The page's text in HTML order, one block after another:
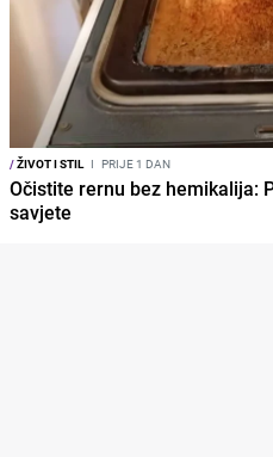
/ŽIVOT I STIL I PRIJE 1 DAN
Očistite rernu bez hemikalija:
savjete